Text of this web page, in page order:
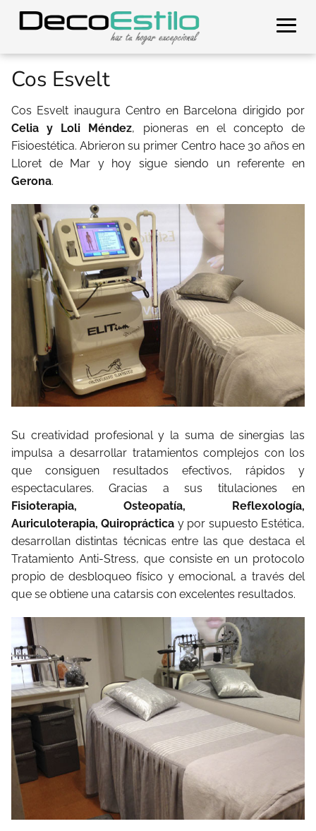
Cos Esvelt
Cos Esvelt inaugura Centro en Barcelona dirigido por
Celia y Loli Méndez, pioneras en el concepto de
Fisioestética. Abrieron su primer Centro hace 30 años en
Lloret de Mar y hoy sigue siendo un referente en
Gerona.
Su creatividad profesional y la suma de sinergias las
impulsa a desarrollar tratamientos complejos con los
que consiguen resultados efectivos, rápidos y
espectaculares. Gracias a sus titulaciones en
Fisioterapia, Osteopatía, Reflexología,
Auriculoterapia, Quiropráctica y por supuesto Estética,
desarrollan distintas técnicas entre las que destaca el
Tratamiento Anti-Stress, que consiste en un protocolo
propio de desbloqueo físico y emocional, a través del
que se obtiene una catarsis con excelentes resultados.